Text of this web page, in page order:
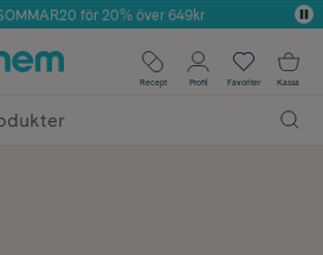
2025 inom Skönhet
för 20% över 649kr
✓ Fri frakt
på alla köp*
Recept Profil Favoriter Kassa